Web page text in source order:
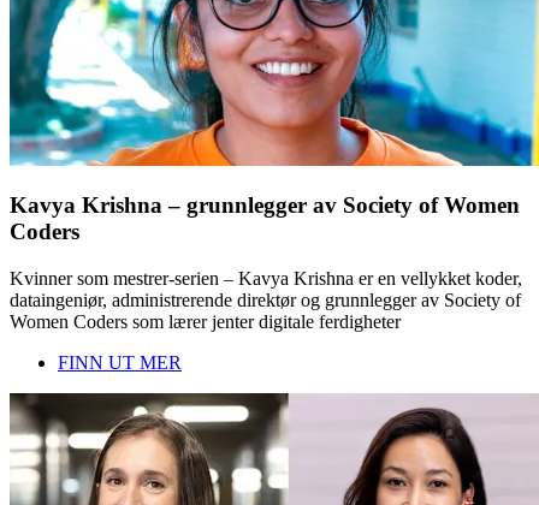
Kavya Krishna – grunnlegger av Society of Women
Coders
Kvinner som mestrer-serien – Kavya Krishna er en vellykket koder,
dataingeniør, administrerende direktør og grunnlegger av Society of
Women Coders som lærer jenter digitale ferdigheter
FINN UT MER